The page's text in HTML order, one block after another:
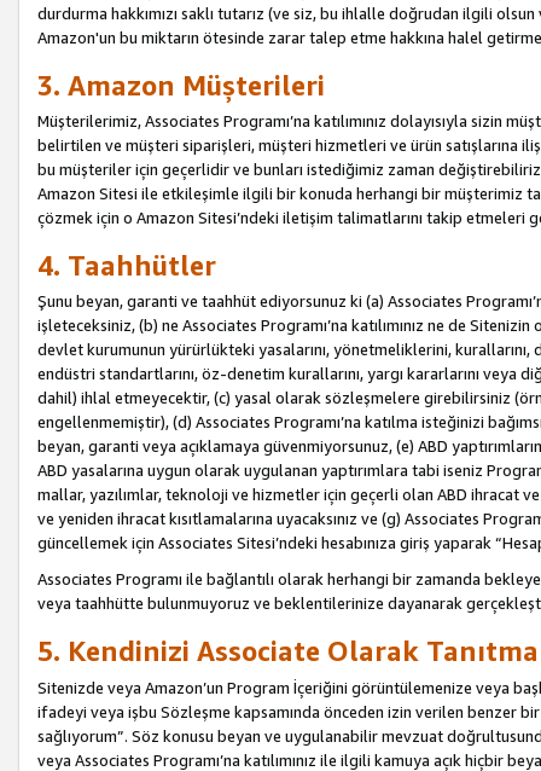
durdurma hakkımızı saklı tutarız (ve siz, bu ihlalle doğrudan ilgili
Amazon'un bu miktarın ötesinde zarar talep etme hakkına halel
3. Amazon Müşterileri
Müşterilerimiz, Associates Programı’na katılımınız dolayısıyla sizin
belirtilen ve müşteri siparişleri, müşteri hizmetleri ve ürün satışlarına
bu müşteriler için geçerlidir ve bunları istediğimiz zaman
Amazon Sitesi ile etkileşimle ilgili bir konuda herhangi bir müşterimiz
çözmek için o Amazon Sitesi’ndeki iletişim talimatlarını takip etmeleri
4. Taahhütler
Şunu beyan, garanti ve taahhüt ediyorsunuz ki (a) Associates
işleteceksiniz, (b) ne Associates Programı’na katılımınız ne de
devlet kurumunun yürürlükteki yasalarını, yönetmeliklerini,
endüstri standartlarını, öz-denetim kurallarını, yargı kararlarını
dahil) ihlal etmeyecektir, (c) yasal olarak sözleşmelere girebilirsiniz
engellenmemiştir), (d) Associates Programı’na katılma isteğinizi
beyan, garanti veya açıklamaya güvenmiyorsunuz, (e) ABD
ABD yasalarına uygun olarak uygulanan yaptırımlara tabi iseniz
mallar, yazılımlar, teknoloji ve hizmetler için geçerli olan ABD ihracat
ve yeniden ihracat kısıtlamalarına uyacaksınız ve (g) Associates
güncellemek için Associates Sitesi’ndeki hesabınıza giriş yaparak
Associates Programı ile bağlantılı olarak herhangi bir zamanda
veya taahhütte bulunmuyoruz ve beklentilerinize dayanarak
5. Kendinizi Associate Olarak
Sitenizde veya Amazon’un Program İçeriğini görüntülemenize veya
ifadeyi veya işbu Sözleşme kapsamında önceden izin verilen benzer
sağlıyorum”. Söz konusu beyan ve uygulanabilir mevzuat
veya Associates Programı’na katılımınız ile ilgili kamuya açık hiçbir